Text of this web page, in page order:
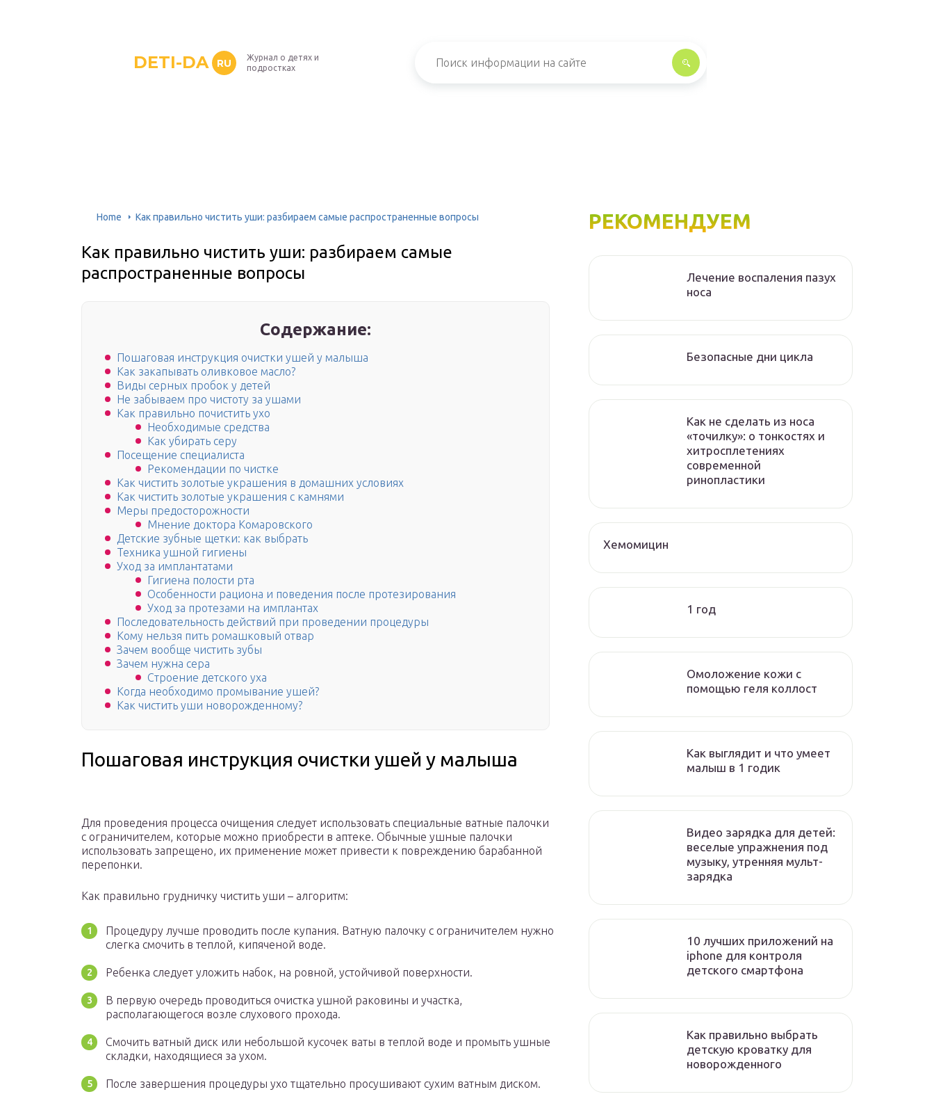
DETI-DA RU
Журнал о детях и
подростках
Home Как правильно чистить уши: разбираем самые распространенные вопросы
Как правильно чистить уши: разбираем самые
распространенные вопросы
Содержание:
Пошаговая инструкция очистки ушей у малыша
Как закапывать оливковое масло?
Виды серных пробок у детей
Не забываем про чистоту за ушами
Как правильно почистить ухо
Необходимые средства
Как убирать серу
Посещение специалиста
Рекомендации по чистке
Как чистить золотые украшения в домашних условиях
Как чистить золотые украшения с камнями
Меры предосторожности
Мнение доктора Комаровского
Детские зубные щетки: как выбрать
Техника ушной гигиены
Уход за имплантатами
Гигиена полости рта
Особенности рациона и поведения после протезирования
Уход за протезами на имплантах
Последовательность действий при проведении процедуры
Кому нельзя пить ромашковый отвар
Зачем вообще чистить зубы
Зачем нужна сера
Строение детского уха
Когда необходимо промывание ушей?
Как чистить уши новорожденному?
Пошаговая инструкция очистки ушей у малыша
Для проведения процесса очищения следует использовать специальные ватные палочки
с ограничителем, которые можно приобрести в аптеке. Обычные ушные палочки
использовать запрещено, их применение может привести к повреждению барабанной
перепонки.
Как правильно грудничку чистить уши – алгоритм:
Процедуру лучше проводить после купания. Ватную палочку с ограничителем нужно
слегка смочить в теплой, кипяченой воде.
Ребенка следует уложить набок, на ровной, устойчивой поверхности.
В первую очередь проводиться очистка ушной раковины и участка,
располагающегося возле слухового прохода.
Смочить ватный диск или небольшой кусочек ваты в теплой воде и промыть ушные
складки, находящиеся за ухом.
После завершения процедуры ухо тщательно просушивают сухим ватным диском.
РЕКОМЕНДУЕМ
Лечение воспаления пазух
носа
Безопасные дни цикла
Как не сделать из носа
«точилку»: о тонкостях и
хитросплетениях
современной
ринопластики
Хемомицин
1 год
Омоложение кожи с
помощью геля коллост
Как выглядит и что умеет
малыш в 1 годик
Видео зарядка для детей:
веселые упражнения под
музыку, утренняя мульт-
зарядка
10 лучших приложений на
iphone для контроля
детского смартфона
Как правильно выбрать
детскую кроватку для
новорожденного